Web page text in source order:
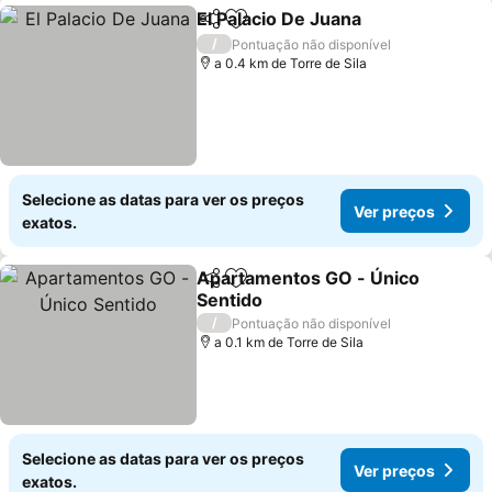
PartilharAdicionar aos favoritos
El Palacio De Juana
/
Pontuação não disponível
a 0.4 km de Torre de Sila
Selecione as datas para ver os preços
exatos.
Ver preços
PartilharAdicionar aos favoritos
Apartamentos GO - Único
Sentido
/
Pontuação não disponível
a 0.1 km de Torre de Sila
Selecione as datas para ver os preços
exatos.
Ver preços